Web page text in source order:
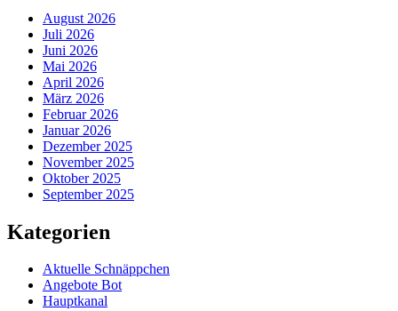
August 2026
Juli 2026
Juni 2026
Mai 2026
April 2026
März 2026
Februar 2026
Januar 2026
Dezember 2025
November 2025
Oktober 2025
September 2025
Kategorien
Aktuelle Schnäppchen
Angebote Bot
Hauptkanal